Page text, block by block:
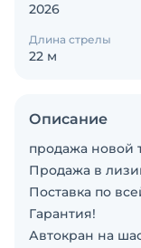
2026
Длина стрелы
22 м
Описание
продажа новой
Продажа в
Поставка по
Гарантия!
Автокран на